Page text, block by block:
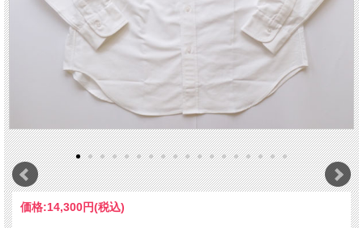
価格:14,300円(税込)